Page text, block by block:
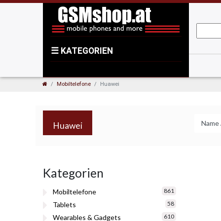
☰ KATEGORIEN
Mobiltelefone Huawei
Huawei
Kategorien
Mobiltelefone 861
Tablets 58
Wearables & Gadgets 610